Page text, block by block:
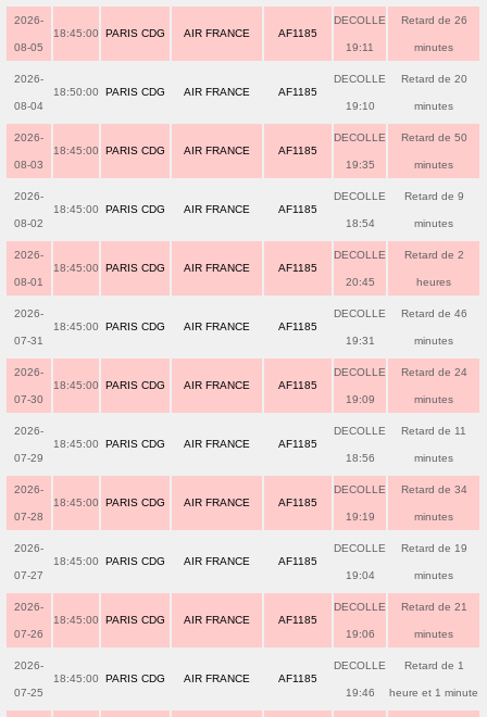
2026-
08-05
18:45:00 PARIS CDG AIR FRANCE AF1185
DECOLLE
19:11
Retard de 26
minutes
2026-
08-04
18:50:00 PARIS CDG AIR FRANCE AF1185
DECOLLE
19:10
Retard de 20
minutes
2026-
08-03
18:45:00 PARIS CDG AIR FRANCE AF1185
DECOLLE
19:35
Retard de 50
minutes
2026-
08-02
18:45:00 PARIS CDG AIR FRANCE AF1185
DECOLLE
18:54
Retard de 9
minutes
2026-
08-01
18:45:00 PARIS CDG AIR FRANCE AF1185
DECOLLE
20:45
Retard de 2
heures
2026-
07-31
18:45:00 PARIS CDG AIR FRANCE AF1185
DECOLLE
19:31
Retard de 46
minutes
2026-
07-30
18:45:00 PARIS CDG AIR FRANCE AF1185
DECOLLE
19:09
Retard de 24
minutes
2026-
07-29
18:45:00 PARIS CDG AIR FRANCE AF1185
DECOLLE
18:56
Retard de 11
minutes
2026-
07-28
18:45:00 PARIS CDG AIR FRANCE AF1185
DECOLLE
19:19
Retard de 34
minutes
2026-
07-27
18:45:00 PARIS CDG AIR FRANCE AF1185
DECOLLE
19:04
Retard de 19
minutes
2026-
07-26
18:45:00 PARIS CDG AIR FRANCE AF1185
DECOLLE
19:06
Retard de 21
minutes
2026-
07-25
18:45:00 PARIS CDG AIR FRANCE AF1185
DECOLLE
19:46
Retard de 1
heure et 1 minute